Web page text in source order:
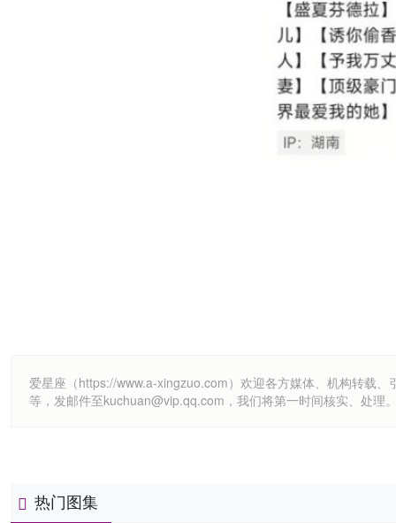
爱星座（https://www.a-xingzuo.com）欢迎各方媒体、机构转载
等，发邮件至kuchuan@vip.qq.com，我们将第一时间核实、处理
热门图集